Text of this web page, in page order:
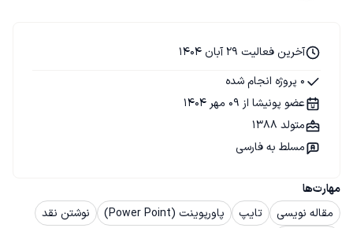
مهارت‌ها
مقاله نویسی
تایپ پاورپوینت (Power Point)
نوشتن نقد
آخرین فعالیت 29 آبان 1404
0 پروژه انجام شده
عضو پونیشا از 09 مهر 1404
متولد 1388
مسلط به فارسی